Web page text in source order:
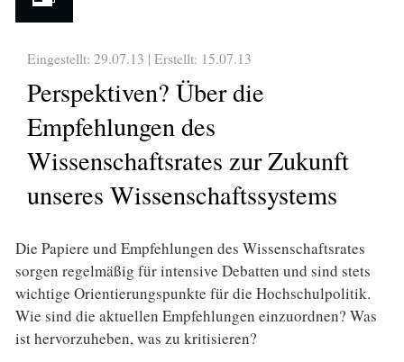
Eingestellt: 29.07.13 | Erstellt: 15.07.13
Perspektiven? Über die
Empfehlungen des
Wissenschaftsrates zur Zukunft
unseres Wissenschaftssystems
Die Papiere und Empfehlungen des Wissenschaftsrates
sorgen regelmäßig für intensive Debatten und sind stets
wichtige Orientierungspunkte für die Hochschulpolitik.
Wie sind die aktuellen Empfehlungen einzuordnen? Was
ist hervorzuheben, was zu kritisieren?